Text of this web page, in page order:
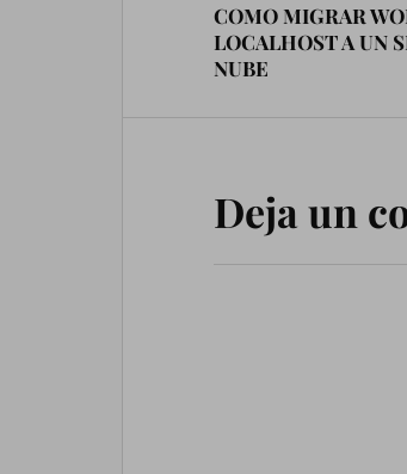
COMO MIGRAR
LOCALHOST A UN
NUBE
Deja un